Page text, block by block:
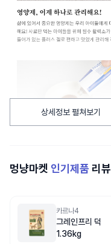
상세정보 펼쳐보기
멍냥마켓 인기제품 리뷰
카르나4
그레인프리 덕
1.36kg